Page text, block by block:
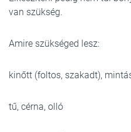
van szükség.
Amire szükséged lesz:
kinőtt (foltos, szakadt),
tű, cérna, olló